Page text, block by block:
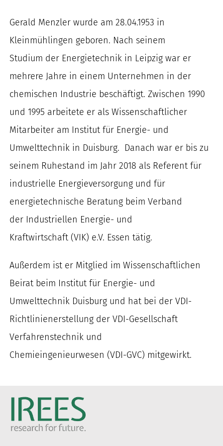
Gerald Menzler wurde am 28.04.1953 in
Kleinmühlingen geboren. Nach seinem
Studium der Energietechnik in Leipzig war er
mehrere Jahre in einem Unternehmen in der
chemischen Industrie beschäftigt. Zwischen 1990
und 1995 arbeitete er als Wissenschaftlicher
Mitarbeiter am Institut für Energie- und
Umwelttechnik in Duisburg. Danach war er bis zu
seinem Ruhestand im Jahr 2018 als Referent für
industrielle Energieversorgung und für
energietechnische Beratung beim Verband
der Industriellen Energie- und
Kraftwirtschaft (VIK) e.V. Essen tätig.
Außerdem ist er Mitglied im Wissenschaftlichen
Beirat beim Institut für Energie- und
Umwelttechnik Duisburg und hat bei der VDI-
Richtlinienerstellung der VDI-Gesellschaft
Verfahrenstechnik und
Chemieingenieurwesen (VDI-GVC) mitgewirkt.